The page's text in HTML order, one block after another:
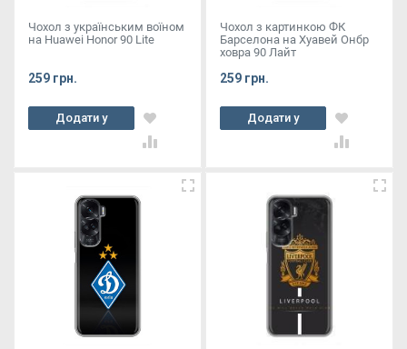
Чохол з українським воїном
на Huawei Honor 90 Lite
259 грн.
Додати у
кошик
Чохол з картинкою ФК
Барселона на Хуавей Онбр
ховра 90 Лайт
259 грн.
Додати у
кошик